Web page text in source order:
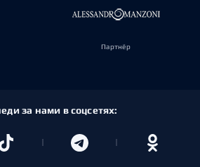
Партнёр
за нами в соцсетях: